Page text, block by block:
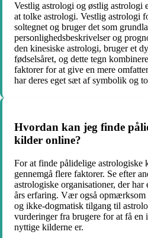
Vestlig astrologi og østlig astrologi
at tolke astrologi. Vestlig astrologi
soltegnet og bruger det som
personlighedsbeskrivelser og
den kinesiske astrologi, bruger et
fødselsåret, og dette tegn
faktorer for at give en mere
har deres eget sæt af symbolik og
Hvordan kan jeg finde
kilder online?
For at finde pålidelige astrologiske
gennemgå flere faktorer. Se efter
astrologiske organisationer, der
års erfaring. Vær også opmærksom
og ikke-dogmatisk tilgang til
vurderinger fra brugere for at få
nyttige kilderne er.